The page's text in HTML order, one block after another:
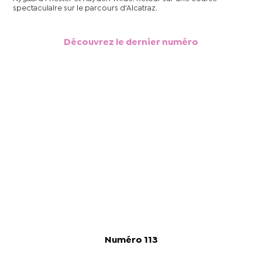
spectaculaire sur le parcours d'Alcatraz.
Découvrez le dernier numéro
Numéro 113